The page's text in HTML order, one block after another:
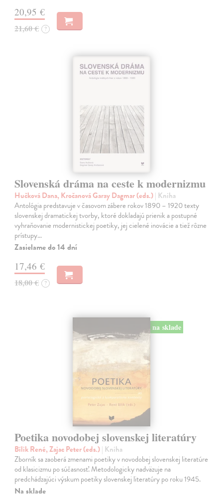
20,95 €
21,60 € ?
Slovenská dráma na ceste k modernizmu
Hučková Dana, Kročanová Garay Dagmar (eds.)| Kniha
Antológia predstavuje v časovom zábere rokov 1890 – 1920 texty
slovenskej dramatickej tvorby, ktoré dokladajú prienik a postupné
vyhraňovanie modernistickej poetiky, jej cielené inovácie a tiež rôzne
prístupy…
Zasielame do 14 dní
17,46 €
18,00 € ?
na sklade
Poetika novodobej slovenskej literatúry
Bílik René, Zajac Peter (eds.)| Kniha
Zborník sa zaoberá zmenami poetiky v novodobej slovenskej literatúre
od klasicizmu po súčasnosť. Metodologicky nadväzuje na
predchádzajúci výskum poetiky slovenskej literatúry po roku 1945.
Na sklade